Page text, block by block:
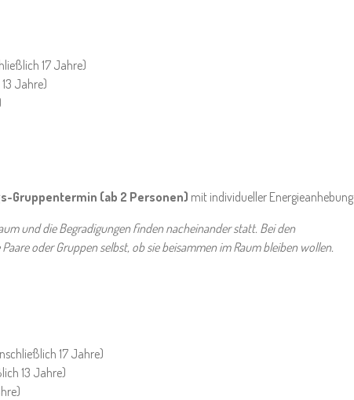
17 Jahre)
Jahre)
Gruppentermin (ab 2 Personen) mit individueller Energieanhebung
und die Begradigungen finden nacheinander statt. Bei den
oder Gruppen selbst, ob sie beisammen im Raum bleiben wollen.
17 Jahre)
13 Jahre)